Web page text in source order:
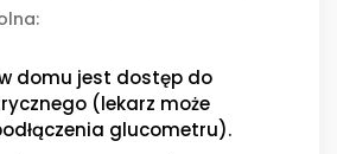
w domu jest dostęp do
(lekarz może
glucometru).